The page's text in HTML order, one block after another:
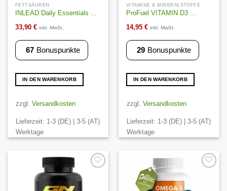
FETTSÄUREN
INLEAD Daily Essentials ...
33,90 € inkl. MwSt.
67 Bonuspunkte
IN DEN WARENKORB
zzgl. Versandkosten
Lieferzeit: 1-3 (DE) | 3-5 (AT)
Werktage
VITAMINE & MINERALSTOFFE
ProFuel VITAMIN D3 ...
14,95 € inkl. MwSt.
29 Bonuspunkte
IN DEN WARENKORB
zzgl. Versandkosten
Lieferzeit: 1-3 (DE) | 3-5 (AT)
Werktage
Auf die
Wunschliste
Wunschliste